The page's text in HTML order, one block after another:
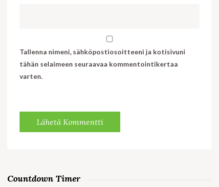
Tallenna nimeni, sähköpostiosoitteeni ja kotisivuni
tähän selaimeen seuraavaa kommentointikertaa
varten.
Countdown Timer